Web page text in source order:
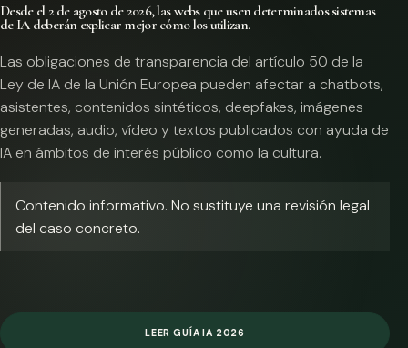
Desde el 2 de agosto de 2026, las webs que usen determinados sistemas
de IA deberán explicar mejor cómo los utilizan.
Las obligaciones de transparencia del artículo 50 de la
Ley de IA de la Unión Europea pueden afectar a chatbots,
asistentes, contenidos sintéticos, deepfakes, imágenes
generadas, audio, vídeo y textos publicados con ayuda de
IA en ámbitos de interés público como la cultura.
Contenido informativo. No sustituye una revisión legal
del caso concreto.
LEER GUÍA IA 2026